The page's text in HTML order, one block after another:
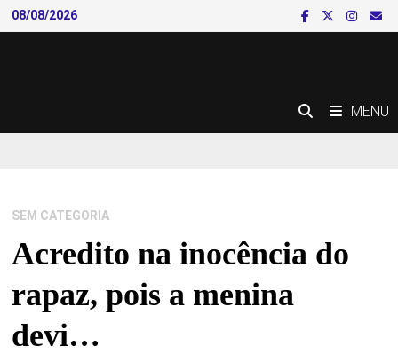
Skip
to
08/08/2026
MENU
SEM CATEGORIA
Acredito na inocência do
rapaz, pois a menina
devi…